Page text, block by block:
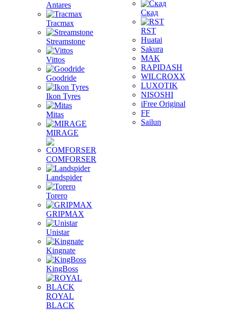
Antares
Tracmax
Streamstone
Vittos
Goodride
Ikon Tyres
Mitas
MIRAGE
COMFORSER
Landspider
Torero
GRIPMAX
Unistar
Kingnate
KingBoss
ROYAL
BLACK
Скад
RST
Huatai
Sakura
MAK
RAPIDASH
WILCROXX
LUXOTIK
NISOSHI
iFree Original
FF
Sailun